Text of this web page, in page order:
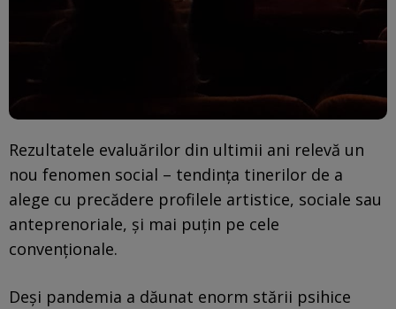
Rezultatele evaluărilor din ultimii ani relevă un
nou fenomen social – tendința tinerilor de a
alege cu precădere profilele artistice, sociale sau
anteprenoriale, și mai puțin pe cele
convenționale.
Deși pandemia a dăunat enorm stării psihice